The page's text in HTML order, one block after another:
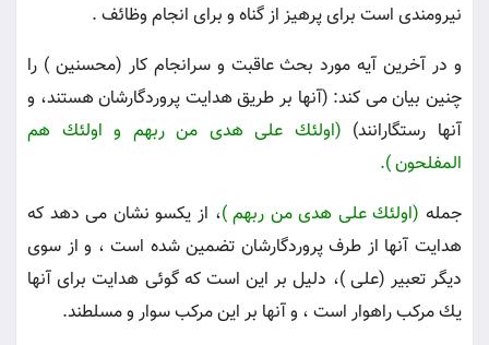
نيرومندى است براى پرهيز از گناه و براى انجام وظائف .
و در آخرين آيه مورد بحث عاقبت و سرانجام كار (محسنين ) را
چنين بيان مى كند: (آنها بر طريق هدايت پروردگارشان هستند، و
آنها رستگارانند) (اولئك على هدى من ربهم و اولئك هم
المفلحون ).
جمله (اولئك على هدى من ربهم )، از يكسو نشان مى دهد كه
هدايت آنها از طرف پروردگارشان تضمين شده است ، و از سوى
ديگر تعبير (على )، دليل بر اين است كه گوئى هدايت براى آنها
يك مركب راهوار است ، و آنها بر اين مركب سوار و مسلطند.